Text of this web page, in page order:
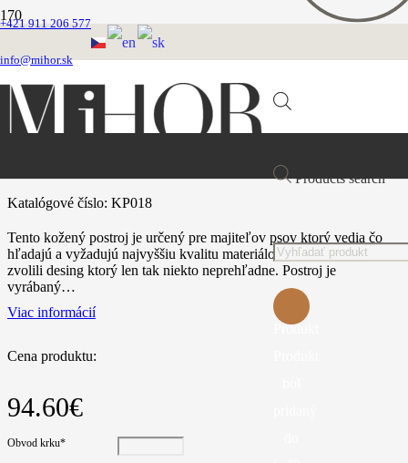
+421 911 206 577
info@mihor.sk
Products search
Produkt
Domovská stránka
Kožený postroj
Kožený vybíjaný postroj
Katalógové číslo: KP018
Tento kožený postroj je určený pre majiteľov psov ktorý vedia čo
hľadajú a vyžadujú najvyššiu kvalitu materiálov. Pri výrobe sme
zvolili desing ktorý len tak niekto neprehľadne. Postroj je
vyrábaný…
Viac informácií
Cena produktu:
94.60€
Obvod krku*